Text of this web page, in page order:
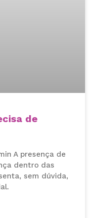
de
A presença de
dentro das
sem dúvida,